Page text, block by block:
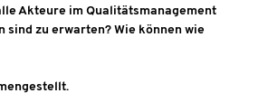
Akteure im Qualitätsmanagement
sind zu erwarten? Wie können wie